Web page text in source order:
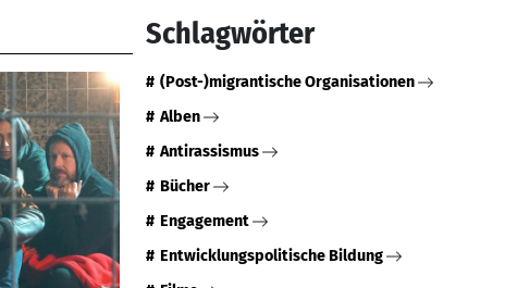
Schlagwörter
(Post-)migrantische Organisationen
Alben
Antirassismus
Bücher
Engagement
Entwicklungspolitische Bildung